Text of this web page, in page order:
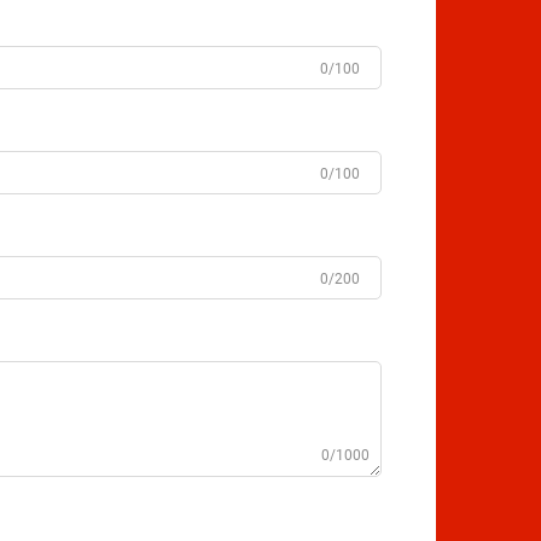
0/100
0/100
0/200
0/1000